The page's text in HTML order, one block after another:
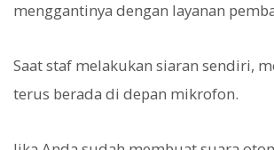
menggantinya dengan layanan
Saat staf melakukan siaran sendiri,
terus berada di depan mikrofon.